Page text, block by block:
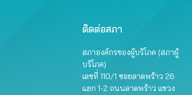
ติดต่อสภา
สภาองค์กรของผู้บริโภค (สภาผู้
บริโภค)
เลขที่ 110/1 ซอยลาดพร้าว 26
แยก 1-2 ถนนลาดพร้าว แขวง